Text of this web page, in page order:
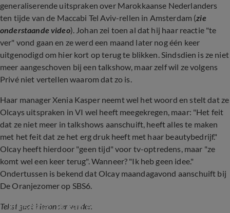
generaliserende uitspraken over Marokkaanse Nederlanders
ten tijde van de Maccabi Tel Aviv-rellen in Amsterdam (zie
onderstaande video). Johan zei toen al dat hij haar reactie "te
ver" vond gaan en ze werd een maand later nog één keer
uitgenodigd om hier kort op terug te blikken. Sindsdien is ze niet
meer aangeschoven bij een talkshow, maar zelf wil ze volgens
Privé niet vertellen waarom dat zo is.
Haar manager Xenia Kasper neemt wel het woord en stelt dat ze
Olcays uitspraken in VI wel heeft meegekregen, maar: "Het feit
dat ze niet meer in talkshows aanschuift, heeft alles te maken
met het feit dat ze het erg druk heeft met haar beautybedrijf."
Olcay heeft hierdoor "geen tijd" voor tv-optredens, maar "ze
komt wel een keer terug". Wanneer? "Ik heb geen idee."
Ondertussen is bekend dat Olcay maandagavond aanschuift bij
De Oranjezomer op SBS6.
Tekst gaat hieronder verder.
Wierd Duk reageert op uitspraken van Femke
Halsema: 'Ik kan er zo woedend over worden!'